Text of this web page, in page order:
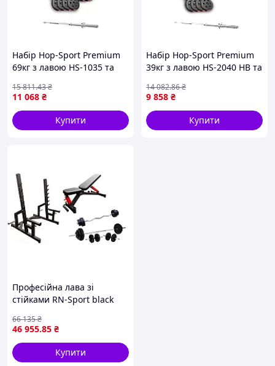
Набір Hop-Sport Premium
69кг з лавою HS-1035 та
11 068 ₴
15 811.43₴
Купити
Набір Hop-Sport Premium
39кг з лавою HS-2040 HB та
9 858 ₴
14 082.86₴
Купити
Професійна лава зі
стійками RN-Sport black
46 955.85 ₴
66 135₴
Купити